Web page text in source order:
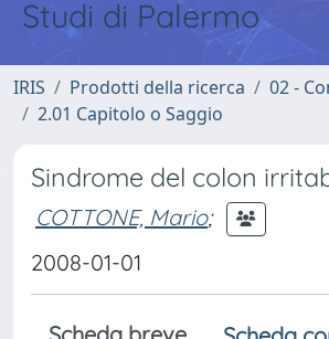
Studi di Palermo
IRIS Prodotti della ricerca
02 -
2.01 Capitolo o Saggio
Sindrome del colon
COTTONE, Mario;
2008-01-01